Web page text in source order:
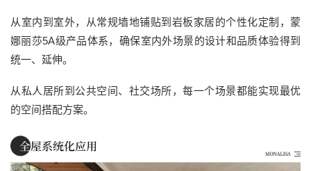
从室内到室外，从常规墙地铺贴到岩板家居的个性化定制，蒙
娜丽莎5A级产品体系，确保室内外场景的设计和品质体验得到
统一、延伸。
从私人居所到公共空间、社交场所，每一个场景都能实现最优
的空间搭配方案。